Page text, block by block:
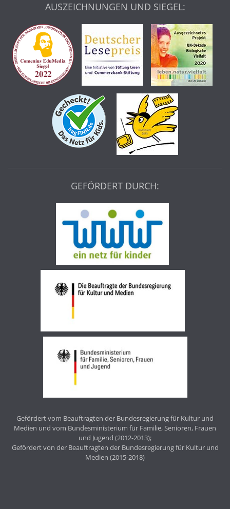
AUSZEICHNUNGEN UND SIEGEL:
GEFÖRDERT DURCH:
Gefördert vom Beauftragten der Bundesregierung für Kultur und
Medien und vom Bundesministerium für Familie, Senioren, Frauen
und Jugend (2012-2013);
Gefördert von der Beauftragten der Bundesregierung für Kultur und
Medien (2015-2018)